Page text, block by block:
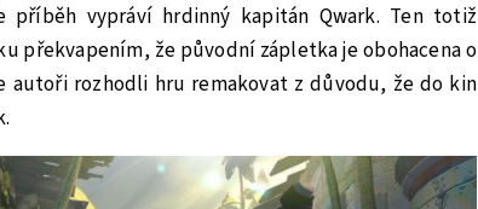
příběh vypráví hrdinný kapitán Qwark. Ten totiž
překvapením, že původní zápletka je obohacena o
autoři rozhodli hru remakovat z důvodu, že do kin